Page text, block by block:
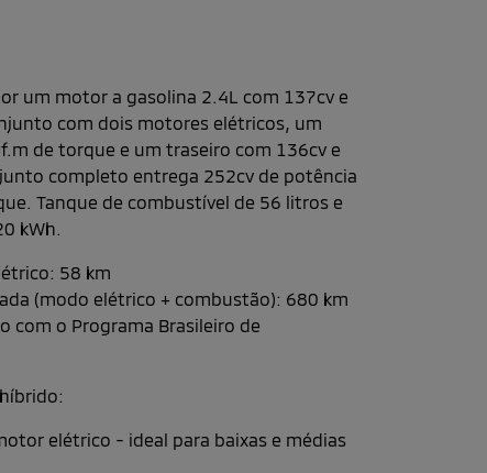
um motor a gasolina 2.4L com 137cv e
com dois motores elétricos, um
de torque e um traseiro com 136cv e
completo entrega 252cv de potência
Tanque de combustível de 56 litros e
kWh.
58 km
(modo elétrico + combustão): 680 km
com o Programa Brasileiro de
elétrico - ideal para baixas e médias